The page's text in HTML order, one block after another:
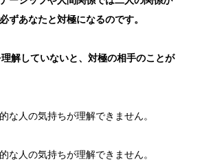
ずあなたと対極になるのです。
理解していないと、対極の相手のことが
な人の気持ちが理解できません。
な人の気持ちが理解できません。